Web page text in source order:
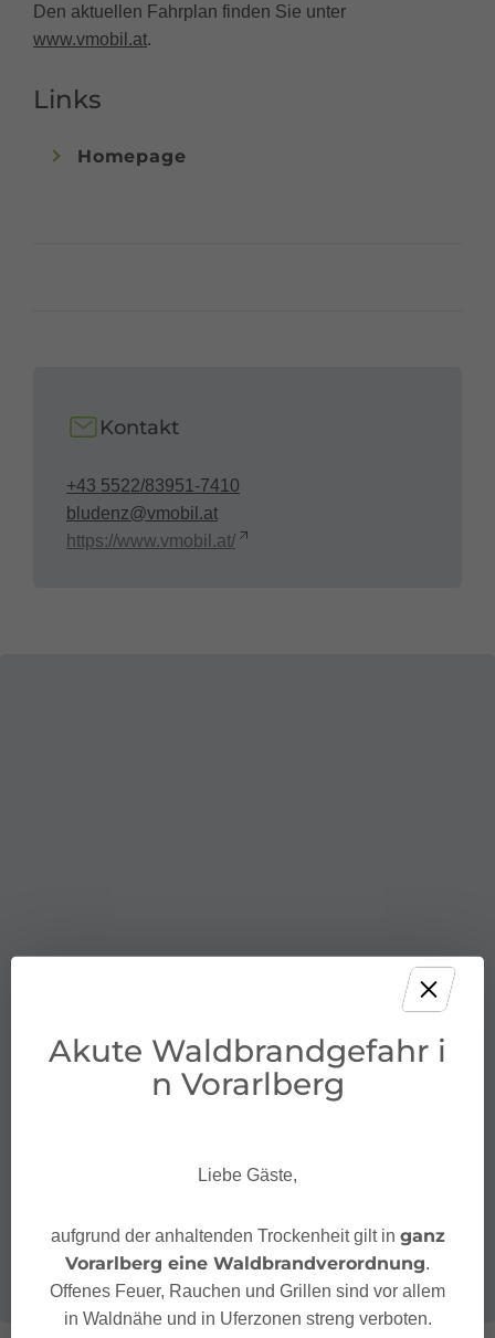
Den aktuellen Fahrplan finden Sie unter
www.vmobil.at.
Links
Homepage
Kontakt
+43 5522/83951-7410
bludenz@vmobil.at
https://www.vmobil.at/
Akute Waldbrandgefahr i
n Vorarlberg
Liebe Gäste,
aufgrund der anhaltenden Trockenheit gilt in ganz
Vorarlberg eine Waldbrandverordnung.
Offenes Feuer, Rauchen und Grillen sind vor allem
in Waldnähe und in Uferzonen streng verboten.